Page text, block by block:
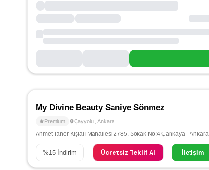
My Divine Beauty Saniye Sönmez
Premium Çayyolu Ankara
Ahmet Taner Kışlalı Mahallesi 2785. Sokak No:4 Çankaya - Ankara
%15 İndirim Ücretsiz Teklif Al İletişim